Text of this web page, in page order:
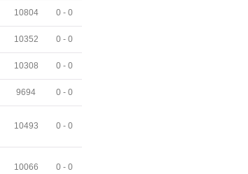
10804 0 - 0
10352 0 - 0
10308 0 - 0
9694 0 - 0
10493 0 - 0
10066 0 - 0